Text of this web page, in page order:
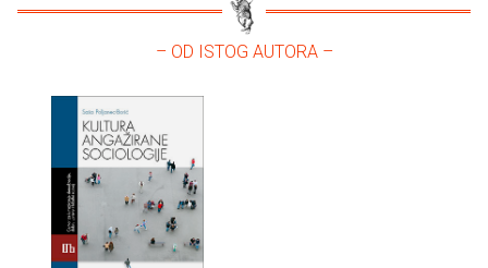
– OD ISTOG AUTORA –